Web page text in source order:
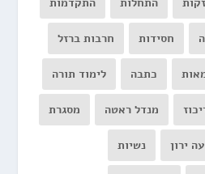
חסידות חרבות ברזל
כתבה לימוד תורה
מנדל ראטה מסגרת
ירון נשיות